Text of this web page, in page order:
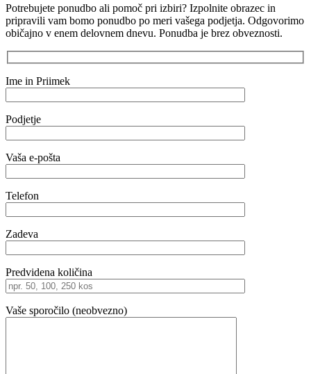
Potrebujete ponudbo ali pomoč pri izbiri? Izpolnite obrazec in
pripravili vam bomo ponudbo po meri vašega podjetja. Odgovorimo
običajno v enem delovnem dnevu. Ponudba je brez obveznosti.
Ime in Priimek
Podjetje
Vaša e-pošta
Telefon
Zadeva
Predvidena količina
Vaše sporočilo (neobvezno)